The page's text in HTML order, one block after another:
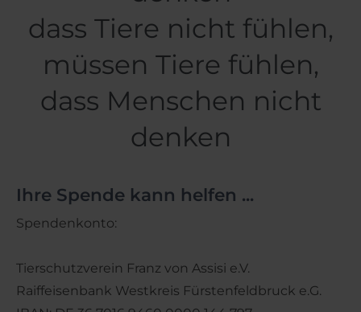
Ihre Spende kann helfen ...
Spendenkonto:
Tierschutzverein Franz von Assisi e.V.
Raiffeisenbank Westkreis Fürstenfeldbruck e.G.
dass Tiere nicht fühlen,
müssen Tiere fühlen,
dass Menschen nicht
denken